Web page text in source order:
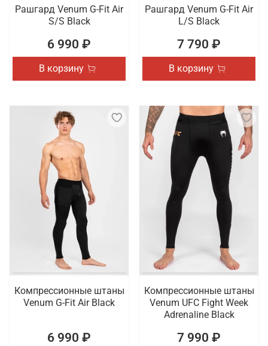
Рашгард Venum G-Fit Air
S/S Black
6 990 ₽
В корзину
Рашгард Venum G-Fit Air
L/S Black
7 790 ₽
В корзину
Компрессионные штаны
Venum G-Fit Air Black
6 990 ₽
Компрессионные штаны
Venum UFC Fight Week
Adrenaline Black
7 990 ₽